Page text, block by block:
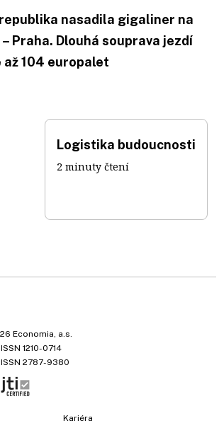
nasadila gigaliner na
Praha. Dlouhá souprava jezdí
až 104 europalet
Logistika budoucnosti
2 minuty čtení
Economia, a.s.
ISSN 1210-0714
ISSN 2787-9380
Kariéra